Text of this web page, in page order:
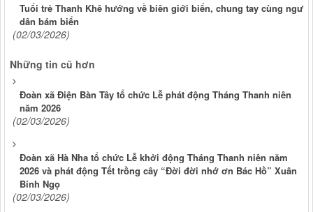
Tuổi trẻ Thanh Khê hướng về biên giới biển, chung tay cùng ngư
dân bám biển
(02/03/2026)
Những tin cũ hơn
Đoàn xã Điện Bàn Tây tổ chức Lễ phát động Tháng Thanh niên
năm 2026
(02/03/2026)
Đoàn xã Hà Nha tổ chức Lễ khởi động Tháng Thanh niên năm
2026 và phát động Tết trồng cây “Đời đời nhớ ơn Bác Hồ” Xuân
Bính Ngọ
(02/03/2026)